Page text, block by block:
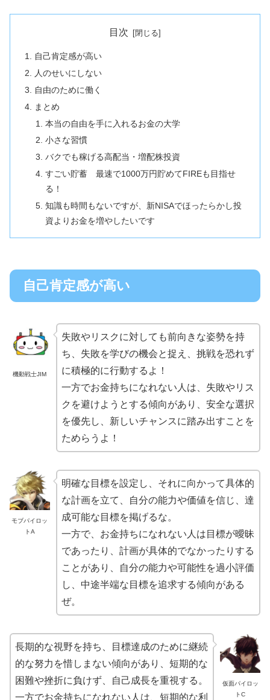
目次
自己肯定感が高い
人のせいにしない
自由のために働く
まとめ
本当の自由を手に入れるお金の大学
小さな習慣
バクでも稼げる高配当・増配株投資
すごい貯蓄 最速で1000万円貯めてFIREも目指せ
る！
知識も時間もないですが、新NISAでほったらかし投
資よりお金を増やしたいです
自己肯定感が高い
機動戦士JIM
失敗やリスクに対しても前向きな姿勢を持
ち、失敗を学びの機会と捉え、挑戦を恐れず
に積極的に行動するよ！
一方でお金持ちになれない人は、失敗やリス
クを避けようとする傾向があり、安全な選択
を優先し、新しいチャンスに踏み出すことを
ためらうよ！
モブパイロッ
トA
明確な目標を設定し、それに向かって具体的
な計画を立て、自分の能力や価値を信じ、達
成可能な目標を掲げるな。
一方で、お金持ちになれない人は目標が曖昧
であったり、計画が具体的でなかったりする
ことがあり、自分の能力や可能性を過小評価
し、中途半端な目標を追求する傾向がある
ぜ。
仮面パイロッ
トC
長期的な視野を持ち、目標達成のために継続
的な努力を惜しまない傾向があり、短期的な
困難や挫折に負けず、自己成長を重視する。
一方でお金持ちになれない人は、短期的な利